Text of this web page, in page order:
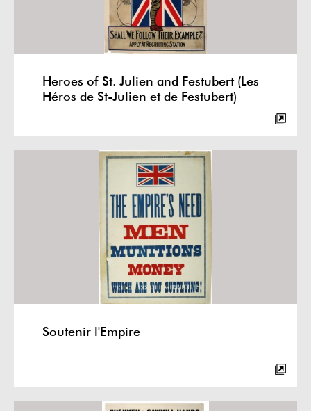
Heroes of St. Julien and Festubert (Les
Héros de St-Julien et de Festubert)
Soutenir l'Empire